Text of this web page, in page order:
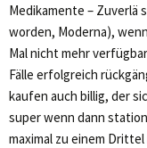
Medikamente – Zuverlä
worden, Moderna),
Mal nicht mehr
Fälle erfolgreich
kaufen auch billig, der
super wenn dann
maximal zu einem